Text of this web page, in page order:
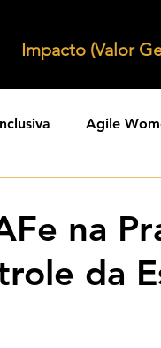
Impacto (Valor
Agile
Ageis
na
da